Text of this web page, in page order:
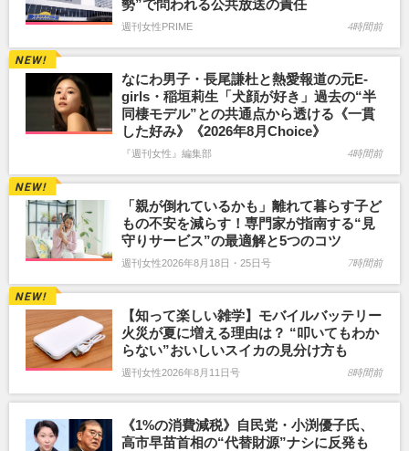
勢”で問われる公共放送の責任
週刊女性PRIME 4時間前
なにわ男子・長尾謙杜と熱愛報道の元E-
girls・稲垣莉生「犬顔が好き」過去の“半
同棲モデル”との共通点から透ける《一貫
した好み》《2026年8月Choice》
『週刊女性』編集部 4時間前
「親が倒れているかも」離れて暮らす子ど
もの不安を減らす！専門家が指南する“見
守りサービス”の最適解と5つのコツ
週刊女性2026年8月18日・25日号 7時間前
【知って楽しい雑学】モバイルバッテリー
火災が夏に増える理由は？ “叩いてもわか
らない”おいしいスイカの見分け方も
週刊女性2026年8月11日号 8時間前
《1%の消費減税》自民党・小渕優子氏、
高市早苗首相の“代替財源”ナシに反発も